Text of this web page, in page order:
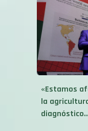
«Estamos
la